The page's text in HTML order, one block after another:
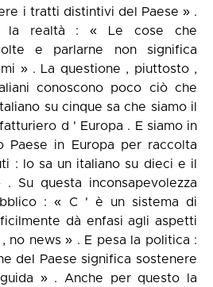
i tratti distintivi del Paese » .
la realtà : « Le cose che
e parlarne non significa
» . La questione , piuttosto ,
conoscono poco ciò che
su cinque sa che siamo il
d ' Europa . E siamo in
Paese in Europa per raccolta
: lo sa un italiano su dieci e il
Su questa inconsapevolezza
: « C ' è un sistema di
dà enfasi agli aspetti
no news » . E pesa la politica :
del Paese significa sostenere
» . Anche per questo la